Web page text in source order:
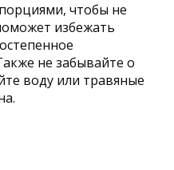
чтобы не
избежать
не забывайте о
воду или травяные